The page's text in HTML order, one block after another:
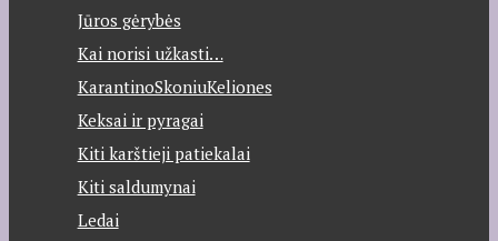
Jūros gėrybės
Kai norisi užkasti…
KarantinoSkoniuKeliones
Keksai ir pyragai
Kiti karštieji patiekalai
Kiti saldumynai
Ledai